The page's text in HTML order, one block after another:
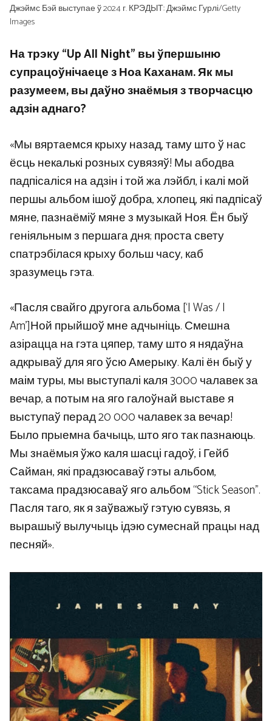
Джэймс Бэй выступае ў 2024 г. КРЭДЫТ: Джэймс Гурлі/Getty
Images
На трэку “Up All Night” вы ўпершыню
супрацоўнічаеце з Ноа Каханам. Як мы
разумеем, вы даўно знаёмыя з творчасцю
адзін аднаго?
«Мы вяртаемся крыху назад, таму што ў нас
ёсць некалькі розных сувязяў! Мы абодва
падпісаліся на адзін і той жа лэйбл, і калі мой
першы альбом ішоў добра, хлопец, які падпісаў
мяне, пазнаёміў мяне з музыкай Ноя. Ён быў
геніяльным з першага дня; проста свету
спатрэбілася крыху больш часу, каб
зразумець гэта.
«Пасля свайго другога альбома [‘I Was / I
Am’]Ной прыйшоў мне адчыніць. Смешна
азірацца на гэта цяпер, таму што я нядаўна
адкрываў для яго ўсю Амерыку. Калі ён быў у
маім туры, мы выступалі каля 3000 чалавек за
вечар, а потым на яго галоўнай выставе я
выступаў перад 20 000 чалавек за вечар!
Было прыемна бачыць, што яго так пазнаюць.
Мы знаёмыя ўжо каля шасці гадоў, і Гейб
Сайман, які прадзюсаваў гэты альбом,
таксама прадзюсаваў яго альбом “Stick Season”.
Пасля таго, як я заўважыў гэтую сувязь, я
вырашыў вылучыць ідэю сумеснай працы над
песняй».